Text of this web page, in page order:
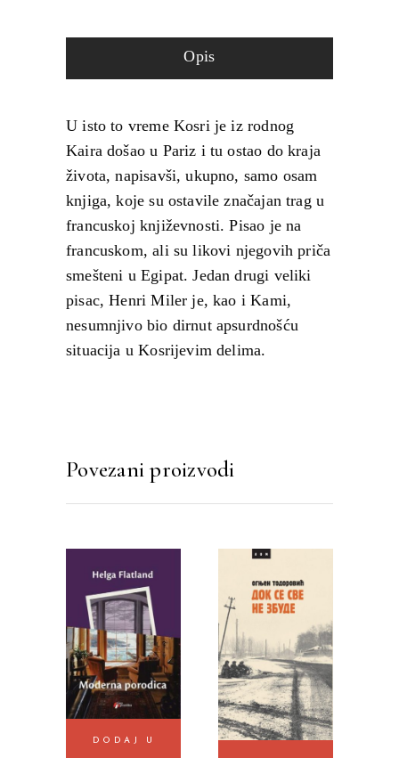
Opis
U isto to vreme Kosri je iz rodnog
Kaira došao u Pariz i tu ostao do kraja
života, napisavši, ukupno, samo osam
knjiga, koje su ostavile značajan trag u
francuskoj književnosti. Pisao je na
francuskom, ali su likovi njegovih priča
smešteni u Egipat. Jedan drugi veliki
pisac, Henri Miler je, kao i Kami,
nesumnjivo bio dirnut apsurdnošću
situacija u Kosrijevim delima.
Povezani proizvodi
DODAJ U